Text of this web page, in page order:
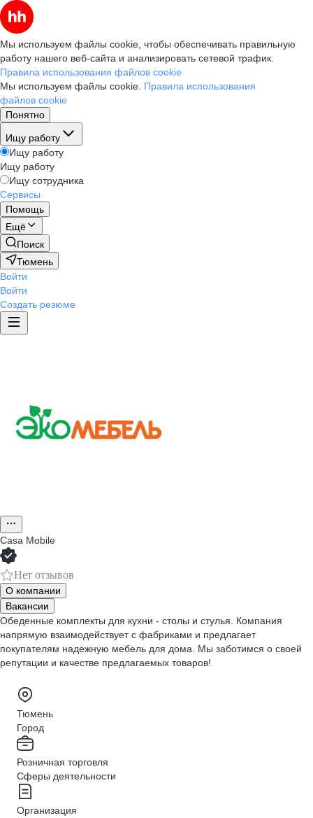
Мы используем файлы cookie, чтобы обеспечивать правильную
работу нашего веб-сайта и анализировать сетевой трафик.
Правила использования файлов cookie
Мы используем файлы cookie. Правила использования
файлов cookie
Понятно
Ищу работу
Ищу работу
Ищу работу
Ищу сотрудника
Сервисы
Помощь
Ещё
Поиск
Тюмень
Войти
Войти
Создать резюме
Casa Mobile
Нет отзывов
О компании
Вакансии
Обеденные комплекты для кухни - столы и стулья. Компания
напрямую взаимодействует с фабриками и предлагает
покупателям надежную мебель для дома. Мы заботимся о своей
репутации и качестве предлагаемых товаров!
Тюмень
Город
Розничная торговля
Сферы деятельности
Организация